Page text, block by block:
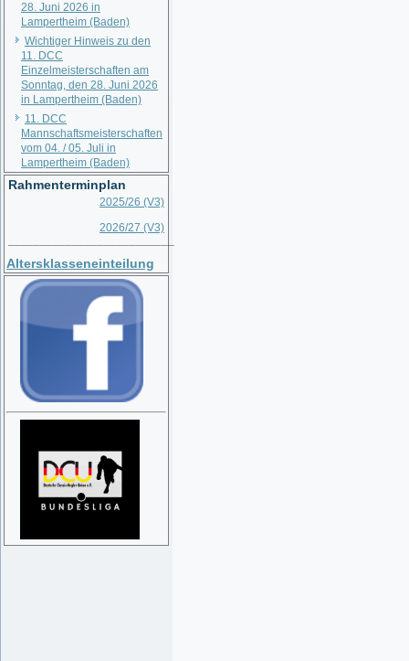
28. Juni 2026 in
Lampertheim (Baden)
Wichtiger Hinweis zu den
11. DCC
Einzelmeisterschaften am
Sonntag, den 28. Juni 2026
in Lampertheim (Baden)
11. DCC
Mannschaftsmeisterschaften
vom 04. / 05. Juli in
Lampertheim (Baden)
Rahmenterminplan
2025/26 (V3)
2026/27 (V3)
Altersklasseneinteilung